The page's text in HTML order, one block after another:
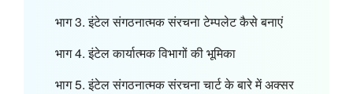
भाग 3. इंटेल संगठनात्मक संरचना टेम्पलेट कैसे बनाएं
भाग 4. इंटेल कार्यात्मक विभागों की भूमिका
भाग 5. इंटेल संगठनात्मक संरचना चार्ट के बारे में अक्सर